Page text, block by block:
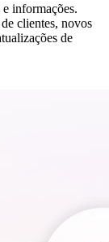
informações.
clientes, novos
de